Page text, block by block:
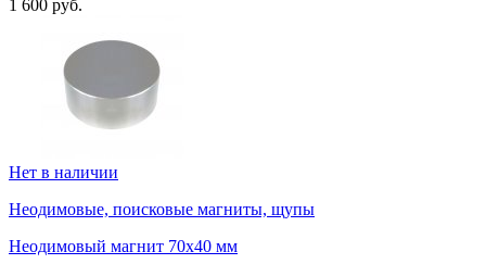
1 600 руб.
Нет в наличии
Неодимовые, поисковые магниты, щупы
Неодимовый магнит 70х40 мм